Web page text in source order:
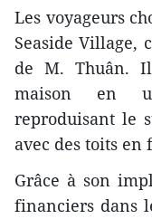
Les voyageurs
Seaside Village,
de M. Thuân.
maison en
reproduisant le
avec des toits en
Grâce à son
financiers dans